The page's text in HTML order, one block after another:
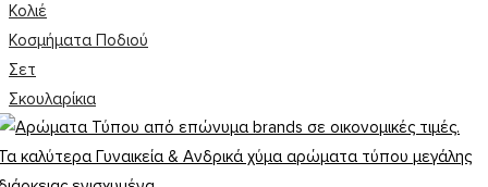
Κολιέ
Κοσμήματα Ποδιού
Σετ
Σκουλαρίκια